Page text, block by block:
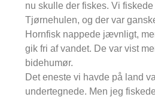
nu skulle der fiskes. Vi fiskede
Tjørnehulen, og der var
Hornfisk nappede jævnligt,
gik fri af vandet. De var vist
bidehumør.
Det eneste vi havde på land
undertegnede. Men jeg